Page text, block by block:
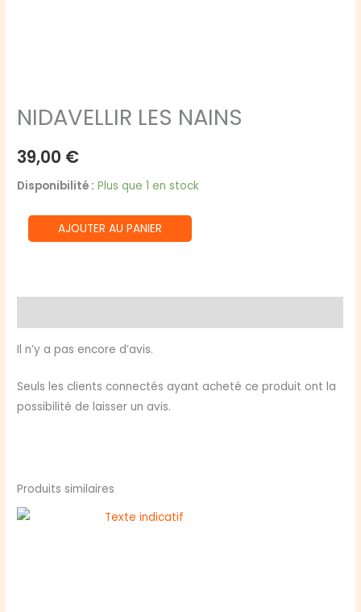
NIDAVELLIR LES NAINS
39,00 €
Disponibilité : Plus que 1 en stock
quantité
de
AJOUTER AU PANIER
Il n’y a pas encore d’avis.
Seuls les clients connectés ayant acheté ce produit ont la
possibilité de laisser un avis.
Produits similaires